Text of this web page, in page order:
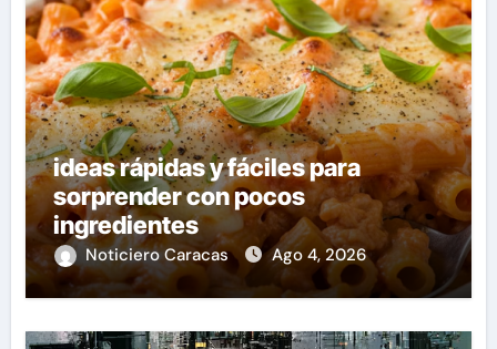
ideas rápidas y fáciles para
sorprender con pocos
ingredientes
Noticiero Caracas Ago 4, 2026